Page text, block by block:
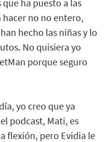
ha puesto a las
hacer no no entero,
hecho las niñas y lo
No quisiera yo
porque seguro
yo creo que ya
podcast, Mati, es
flexión, pero Evidia le